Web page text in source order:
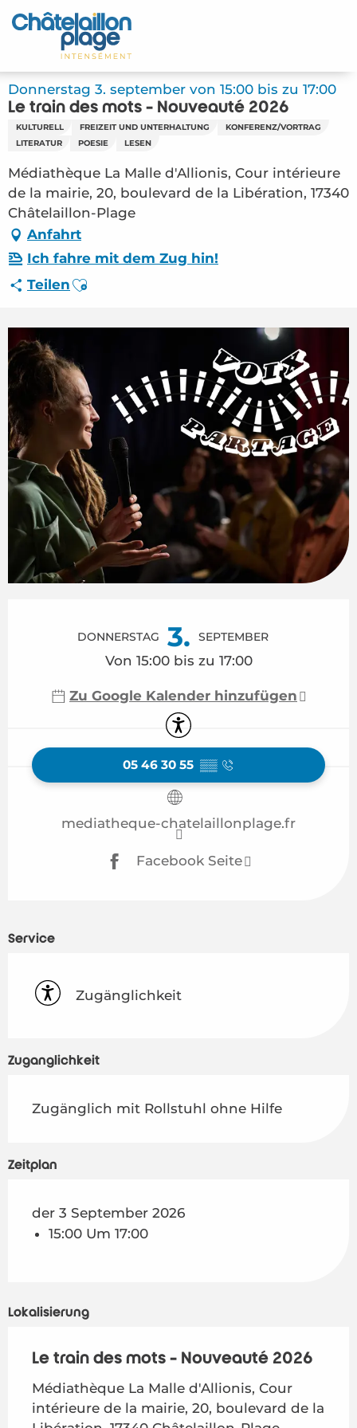
Aller
au
principal
Startseite - DE
Entdecken Sie
Aktivitäten
Treffpunkt
Ihr Aufenthalt - DE
FMA – Le train des mots – Nouveauté 2026
(Châtelaillon-Plage) #6549267
Donnerstag 3. september von 15:00 bis zu 17:00
Le train des mots - Nouveauté 2026
KULTURELL FREIZEIT UND UNTERHALTUNG
KONFERENZ/VORTRAG
LITERATUR
POESIE LESEN
Médiathèque La Malle d'Allionis, Cour intérieure
de la mairie, 20, boulevard de la Libération, 17340
Châtelaillon-Plage
Anfahrt
Ich fahre mit dem Zug hin!
Teilen Ajouter aux favoris
DONNERSTAG 3. SEPTEMBER
Von 15:00 bis zu 17:00
Zu Google Kalender hinzufügen
Zugänglichkeit
05 46 30 55 ▒▒
mediatheque-chatelaillonplage.fr
Facebook Seite
Service
Zugänglichkeit
Zugänglichkeit
Zugänglich mit Rollstuhl ohne Hilfe
Zeitplan
der 3 September 2026
15:00 Um 17:00
Lokalisierung
Le train des mots - Nouveauté 2026
Médiathèque La Malle d'Allionis, Cour
intérieure de la mairie, 20, boulevard de la